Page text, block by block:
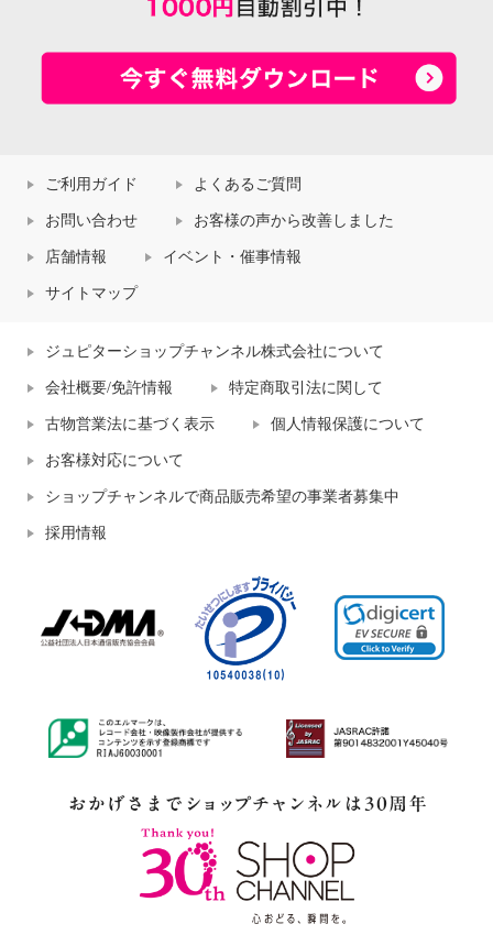
ご利用ガイド よくあるご質問
お問い合わせ お客様の声から改善しました
店舗情報 イベント・催事情報
サイトマップ
ジュピターショップチャンネル株式会社について
会社概要/免許情報 特定商取引法に関して
古物営業法に基づく表示 個人情報保護について
お客様対応について
ショップチャンネルで商品販売希望の事業者募集中
採用情報